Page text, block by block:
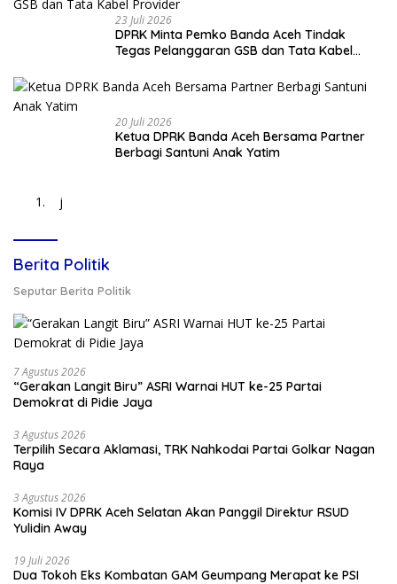
23 Juli 2026
DPRK Minta Pemko Banda Aceh Tindak
Tegas Pelanggaran GSB dan Tata Kabel
20 Juli 2026
Ketua DPRK Banda Aceh Bersama Partner
Berbagi Santuni Anak Yatim
j
Berita Politik
Seputar Berita Politik
7 Agustus 2026
“Gerakan Langit Biru” ASRI Warnai HUT ke-25 Partai
Demokrat di Pidie Jaya
3 Agustus 2026
Terpilih Secara Aklamasi, TRK Nahkodai Partai Golkar Nagan
Raya
3 Agustus 2026
Komisi IV DPRK Aceh Selatan Akan Panggil Direktur RSUD
Yulidin Away
19 Juli 2026
Dua Tokoh Eks Kombatan GAM Geumpang Merapat ke PSI